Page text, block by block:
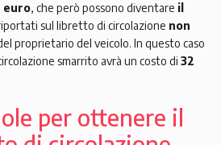
euro, che però possono diventare il
sul libretto di circolazione non
proprietario del veicolo. In questo caso
smarrito avrà un costo di 32
per ottenere il